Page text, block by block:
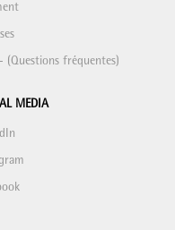
(Questions fréquentes)
MEDIA